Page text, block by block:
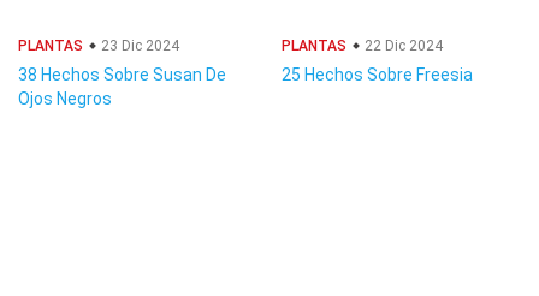
PLANTAS 23 Dic 2024
38 Hechos Sobre Susan De
Ojos Negros
PLANTAS 22 Dic 2024
25 Hechos Sobre Freesia